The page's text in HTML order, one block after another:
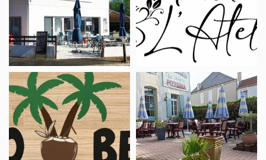
Flots
bleus
l’atelier
Restaurant
Coco
beach
Restaurant
Le
Viviera